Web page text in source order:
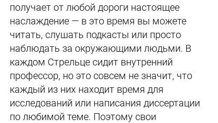
получает от любой дороги настоящее
наслаждение — в это время вы можете
читать, слушать подкасты или просто
наблюдать за окружающими людьми. В
каждом Стрельце сидит внутренний
профессор, но это совсем не значит, что
каждый из них находит время для
исследований или написания диссертации
по любимой теме. Поэтому свои